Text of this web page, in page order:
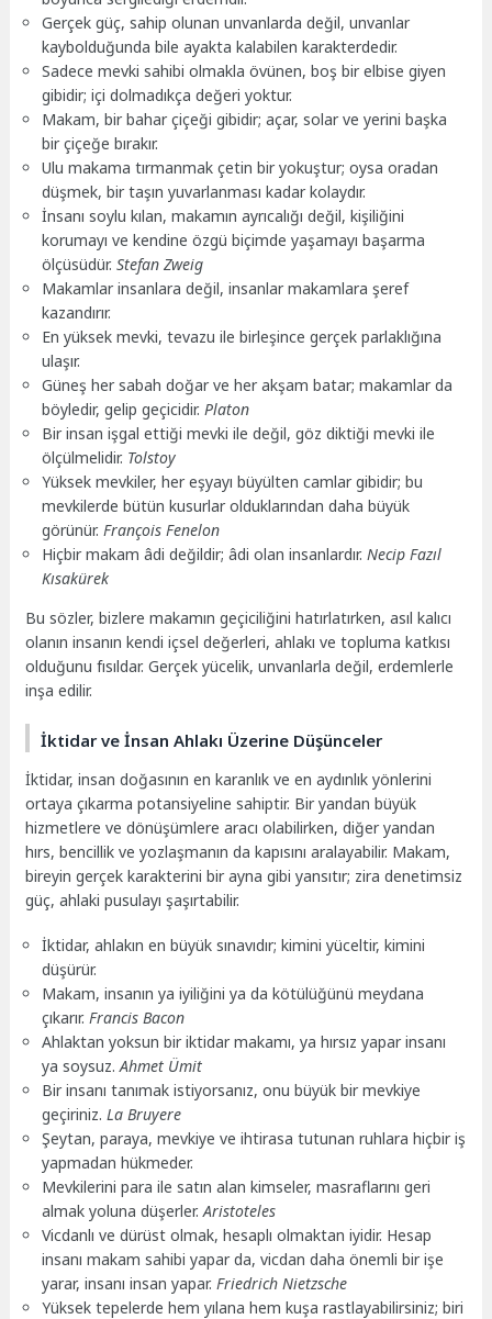
Gerçek güç, sahip olunan unvanlarda değil, unvanlar
kaybolduğunda bile ayakta kalabilen karakterdedir.
Sadece mevki sahibi olmakla övünen, boş bir elbise giyen
gibidir; içi dolmadıkça değeri yoktur.
Makam, bir bahar çiçeği gibidir; açar, solar ve yerini başka
bir çiçeğe bırakır.
Ulu makama tırmanmak çetin bir yokuştur; oysa oradan
düşmek, bir taşın yuvarlanması kadar kolaydır.
İnsanı soylu kılan, makamın ayrıcalığı değil, kişiliğini
korumayı ve kendine özgü biçimde yaşamayı başarma
ölçüsüdür.Stefan Zweig
Makamlar insanlara değil, insanlar makamlara şeref
kazandırır.
En yüksek mevki, tevazu ile birleşince gerçek parlaklığına
ulaşır.
Güneş her sabah doğar ve her akşam batar; makamlar da
böyledir, gelip geçicidir.Platon
Bir insan işgal ettiği mevki ile değil, göz diktiği mevki ile
ölçülmelidir. Tolstoy
Yüksek mevkiler, her eşyayı büyülten camlar gibidir; bu
mevkilerde bütün kusurlar olduklarından daha büyük
görünür.François Fenelon
Hiçbir makam âdi değildir; âdi olan insanlardır.Necip Fazıl
Kısakürek
Bu sözler, bizlere makamın geçiciliğini hatırlatırken, asıl kalıcı
olanın insanın kendi içsel değerleri, ahlakı ve topluma katkısı
olduğunu fısıldar. Gerçek yücelik, unvanlarla değil, erdemlerle
inşa edilir.
İktidar ve İnsan Ahlakı Üzerine Düşünceler
İktidar, insan doğasının en karanlık ve en aydınlık yönlerini
ortaya çıkarma potansiyeline sahiptir. Bir yandan büyük
hizmetlere ve dönüşümlere aracı olabilirken, diğer yandan
hırs, bencillik ve yozlaşmanın da kapısını aralayabilir. Makam,
bireyin gerçek karakterini bir ayna gibi yansıtır; zira denetimsiz
güç, ahlaki pusulayı şaşırtabilir.
İktidar, ahlakın en büyük sınavıdır; kimini yüceltir, kimini
düşürür.
Makam, insanın ya iyiliğini ya da kötülüğünü meydana
çıkarır. Francis Bacon
Ahlaktan yoksun bir iktidar makamı, ya hırsız yapar insanı
ya soysuz.Ahmet Ümit
Bir insanı tanımak istiyorsanız, onu büyük bir mevkiye
geçiriniz. La Bruyere
Şeytan, paraya, mevkiye ve ihtirasa tutunan ruhlara hiçbir iş
yapmadan hükmeder.
Mevkilerini para ile satın alan kimseler, masraflarını geri
almak yoluna düşerler.Aristoteles
Vicdanlı ve dürüst olmak, hesaplı olmaktan iyidir. Hesap
insanı makam sahibi yapar da, vicdan daha önemli bir işe
yarar, insanı insan yapar. Friedrich Nietzsche
Yüksek tepelerde hem yılana hem kuşa rastlayabilirsiniz; biri